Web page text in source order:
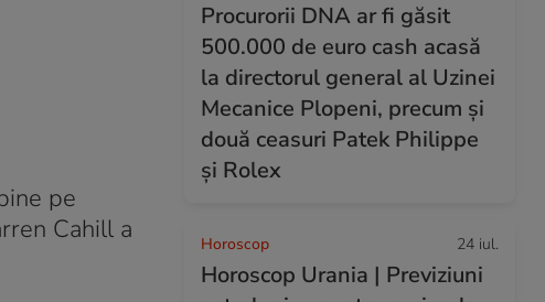
pe
Cahill a
Procurorii DNA ar fi găsit
500.000 de euro cash acasă
la directorul general al Uzinei
Mecanice Plopeni, precum și
două ceasuri Patek Philippe
și Rolex
Horoscop 24 iul.
Horoscop Urania | Previziuni